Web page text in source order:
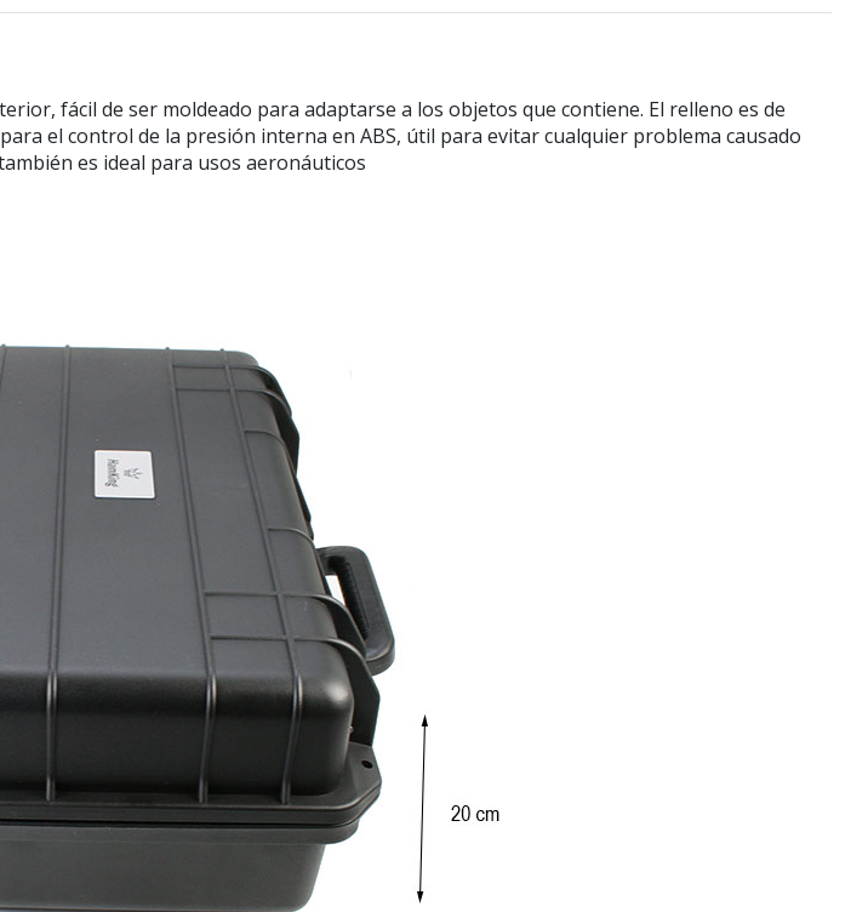
fácil de ser moldeado para adaptarse a los objetos que contiene. El relleno es de
el control de la presión interna en ABS, útil para evitar cualquier problema causado
es ideal para usos aeronáuticos